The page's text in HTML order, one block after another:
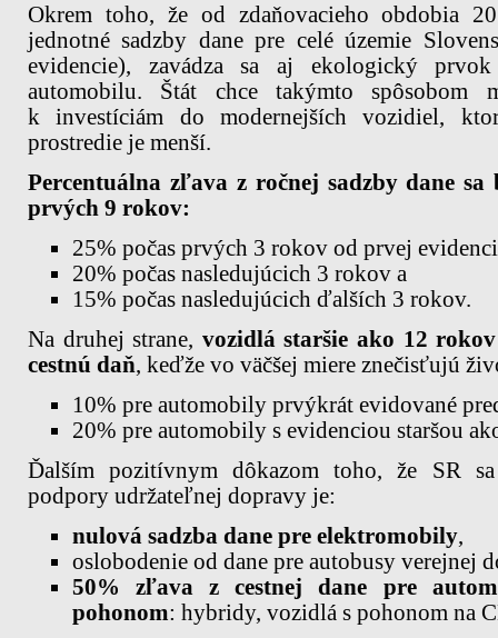
Okrem toho, že od zdaňovacieho obdobia
jednotné sadzby dane pre celé územie
evidencie), zavádza sa aj ekologický
automobilu. Štát chce takýmto spôsobom
k investíciám do modernejších vozidiel,
prostredie je menší.
Percentuálna zľava z ročnej sadzby dane
prvých 9 rokov:
25% počas prvých 3 rokov od prvej
20% počas nasledujúcich 3 rokov a
15% počas nasledujúcich ďalších 3 rokov.
Na druhej strane, vozidlá staršie ako 12
cestnú daň, keďže vo väčšej miere znečisťujú
10% pre automobily prvýkrát evidované
20% pre automobily s evidenciou staršou
Ďalším pozitívnym dôkazom toho, že SR
podpory udržateľnej dopravy je:
nulová sadzba dane pre elektromobily,
oslobodenie od dane pre autobusy verejnej
50% zľava z cestnej dane pre
pohonom: hybridy, vozidlá s pohonom na